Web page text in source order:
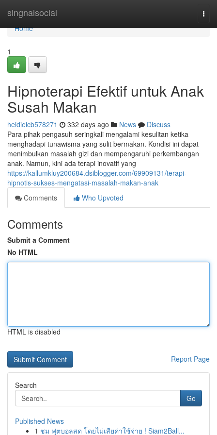
singnalsocial
Home
Home
1
Hipnoterapi Efektif untuk Anak
Susah Makan
heidieicb578271 332 days ago News
Discuss
Para pihak pengasuh seringkali mengalami kesulitan ketika
menghadapi tunawisma yang sulit bermakan. Kondisi ini dapat
menimbulkan masalah gizi dan mempengaruhi perkembangan
anak. Namun, kini ada terapi inovatif yang
https://kallumkluy200684.dsiblogger.com/69909131/terapi-
hipnotis-sukses-mengatasi-masalah-makan-anak
Comments
Who Upvoted
Comments
Submit a Comment
No HTML
HTML is disabled
Report Page
Search
Go
Published News
1 ชม ฟุตบอลสด โดยไม่เสียค่าใช้จ่าย ! Siam2Ball...